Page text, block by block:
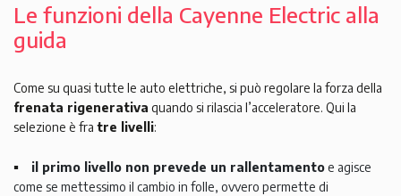
Le funzioni della Cayenne Electric alla
guida
Come su quasi tutte le auto elettriche, si può regolare la forza della
frenata rigenerativa quando si rilascia l’acceleratore. Qui la
selezione è fra tre livelli:
il primo livello non prevede un rallentamentoe agisce
come se mettessimo il cambio in folle, ovvero permette di